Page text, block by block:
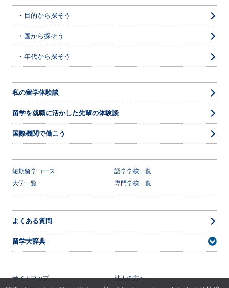
・目的から探そう
・国から探そう
・年代から探そう
私の留学体験談
留学を就職に活かした先輩の体験談
国際機関で働こう
短期留学コース
語学学校一覧
大学一覧
専門学校一覧
よくある質問
留学大辞典
サイトマップ
法人の方へ